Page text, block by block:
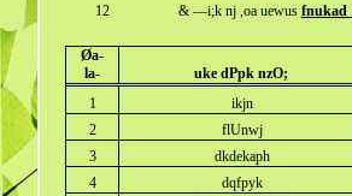
12
& —i;k nj ,oa uewus fnukad
Øa-
la-
uke dPpk nzO;
1
ikjn
2
flUnwj
3
dkdekaph
4
dqfpyk